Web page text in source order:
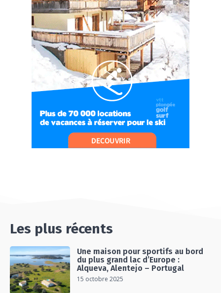
#Ep9 VLOG : UN SPORTIHOME CHEZ
SPORTIHOME !
07:21
#Ep10 VLOG : UN SEJOUR SPORTIF PROCHE DE
PARIS !
07:37
#Ep11 VLOG : SÉJOUR AU BORD DE LA SAÔNE
ET AU LAC D’AIGUEBELETTE
05:55
#Ep12 VLOG : ANNECY, ENTRE LAC ET
06:26
UN SÉJOUR SPORT & NATURE
07:19
Les plus récents
Une maison pour sportifs au bord
du plus grand lac d’Europe :
Alqueva, Alentejo – Portugal
15 octobre 2025